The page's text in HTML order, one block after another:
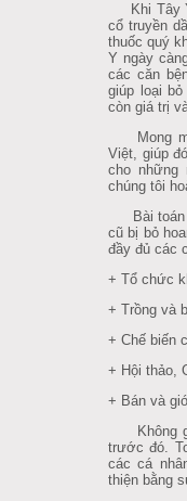
Khi Tây Y
cổ truyền
thuốc quý
Y ngày
các căn
giúp loại
còn giá trị
Mong
Việt, giúp
cho những
chúng tôi
Bài toán
cũ bị bỏ
đầy đủ các
+ Tổ chức
+ Trồng và
+ Chế biến
+ Hội thảo,
+ Bán và
Không
trước đó.
các cá
thiện bằng